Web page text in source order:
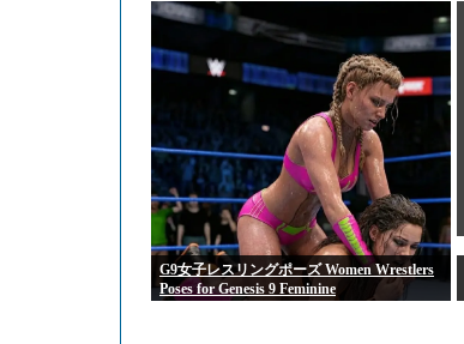
G9女子レスリングポーズ Women Wrestlers
Poses for Genesis 9 Feminine